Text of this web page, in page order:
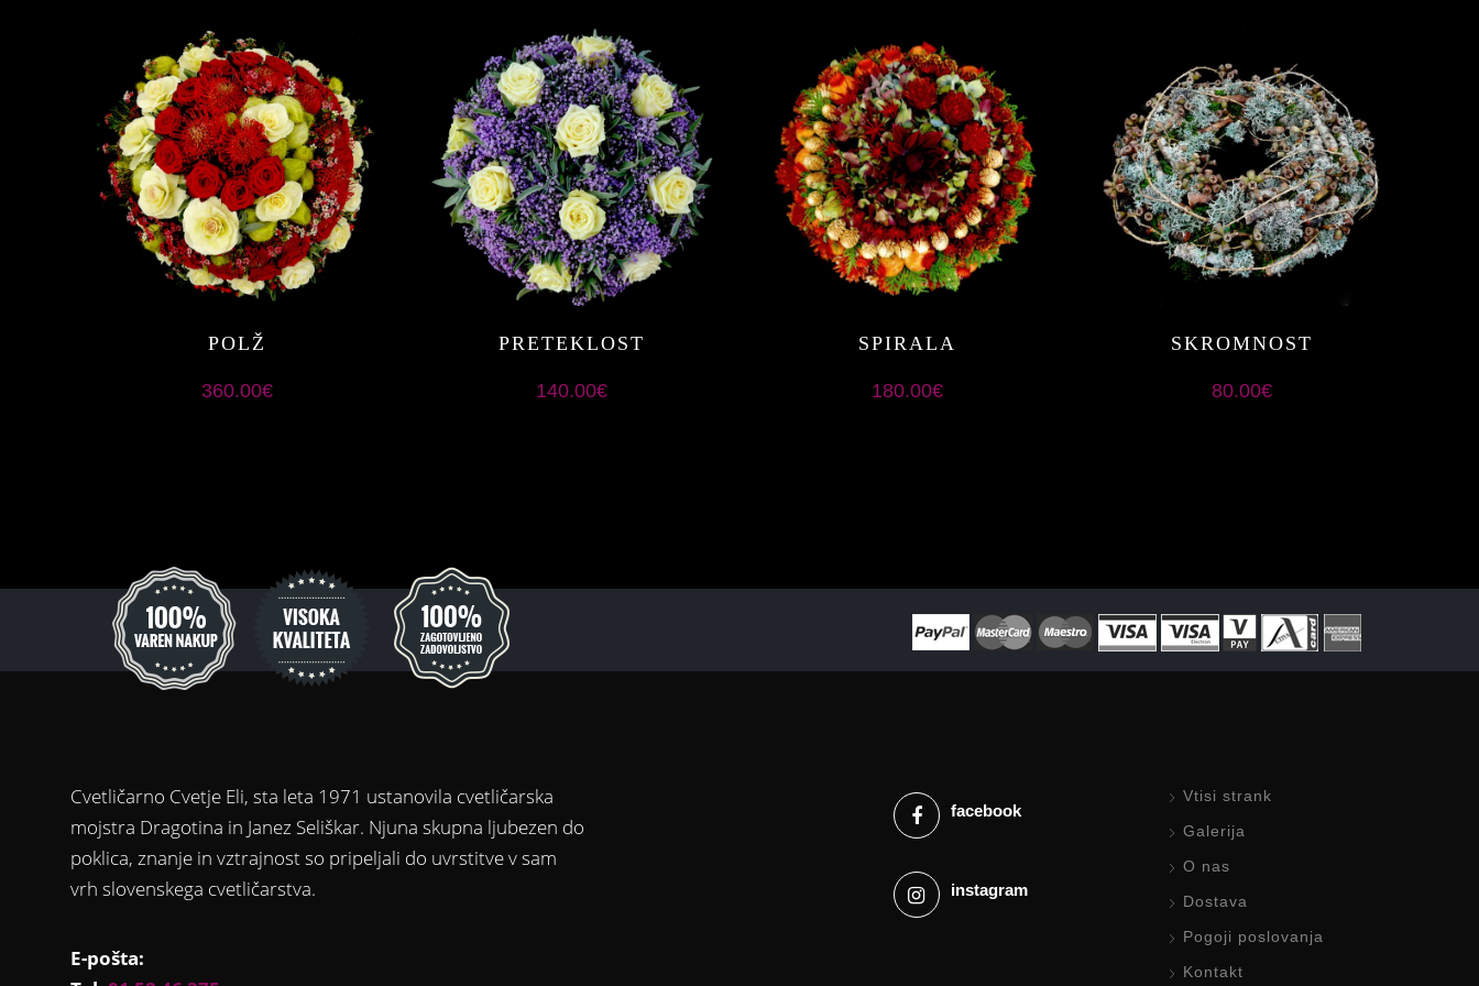
POLŽ
360.00€
PRETEKLOST
140.00€
SPIRALA
180.00€
SKROMNOST
80.00€
Cvetličarno Cvetje Eli, sta leta 1971 ustanovila cvetličarska
mojstra Dragotina in Janez Seliškar. Njuna skupna ljubezen do
poklica, znanje in vztrajnost so pripeljali do uvrstitve v sam
vrh slovenskega cvetličarstva.
E-pošta:
facebook
instagram
Vtisi strank
Galerija
O nas
Dostava
Pogoji poslovanja
Kontakt